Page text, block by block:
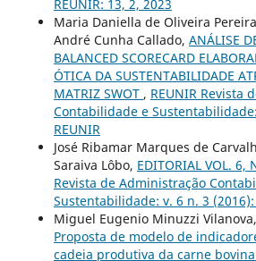
REUNIR: 13, 2, 2023
Maria Daniella de Oliveira
André Cunha Callado, ANÁLISE
BALANCED SCORECARD
ÓTICA DA SUSTENTABILIDADE
MATRIZ SWOT , REUNIR Revista
Contabilidade e
REUNIR
José Ribamar Marques de
Saraiva Lôbo, EDITORIAL VOL. 6,
Revista de Administração
Sustentabilidade: v. 6 n. 3 (2016):
Miguel Eugenio Minuzzi
Proposta de modelo de
cadeia produtiva da carne